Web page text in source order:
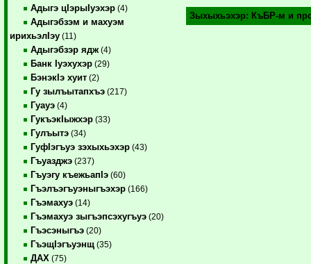
Адыгэ цIэрыIуэхэр (4)
Адыгэбзэм и махуэм
ирихьэлIэу (11)
Адыгэбзэр ядж (4)
Банк Iуэхухэр (29)
БэнэкIэ хуит (2)
Гу зылъытапхъэ (217)
Гуауэ (4)
ГукъэкIыжхэр (33)
Гулъытэ (34)
ГуфIэгъуэ зэхыхьэхэр (43)
Гъуазджэ (237)
Гъуэгу къежьапIэ (60)
Гъэлъэгъуэныгъэхэр (166)
Гъэмахуэ (14)
Гъэмахуэ зыгъэпсэхугъуэ (20)
Гъэсэныгъэ (20)
ГъэщIэгъуэнщ (35)
ДАХ (75)
Зыхыхьэхэр: КъБР-м и